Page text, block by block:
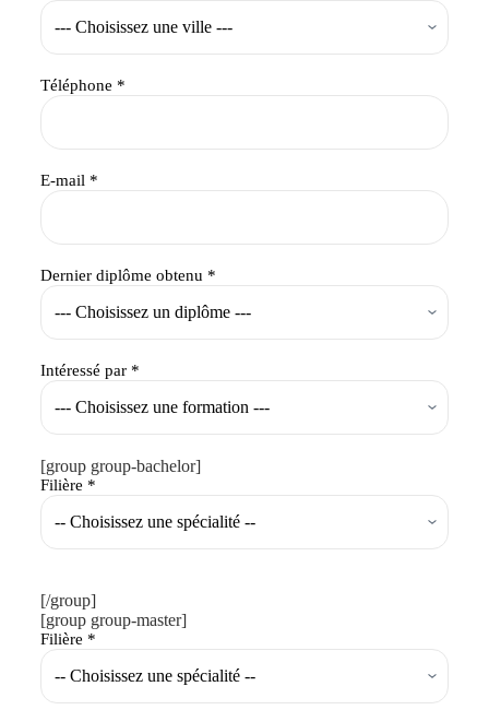
Téléphone *
E-mail *
Dernier diplôme obtenu *
Intéressé par *
[group group-bachelor]
Filière *
[/group]
[group group-master]
Filière *